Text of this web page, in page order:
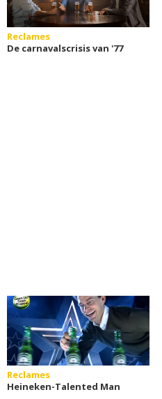
Reclames
De carnavalscrisis van '77
Reclames
Heineken-Talented Man